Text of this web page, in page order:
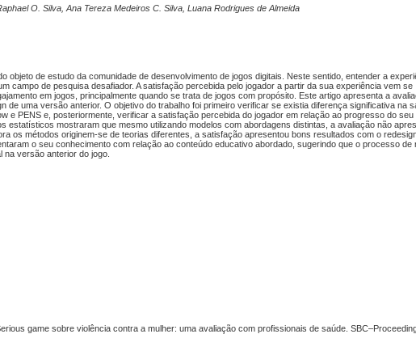
O. Silva, Ana Tereza Medeiros C. Silva, Luana Rodrigues de Almeida
objeto de estudo da comunidade de desenvolvimento de jogos digitais. Neste sentido, entender a
campo de pesquisa desafiador. A satisfação percebida pelo jogador a partir da sua experiência vem se
em jogos, principalmente quando se trata de jogos com propósito. Este artigo apresenta a
de uma versão anterior. O objetivo do trabalho foi primeiro verificar se existia diferença significativa na
e PENS e, posteriormente, verificar a satisfação percebida do jogador em relação ao progresso do seu
estatísticos mostraram que mesmo utilizando modelos com abordagens distintas, a avaliação não
os métodos originem-se de teorias diferentes, a satisfação apresentou bons resultados com o
o seu conhecimento com relação ao conteúdo educativo abordado, sugerindo que o processo de
na versão anterior do jogo.
game sobre violência contra a mulher: uma avaliação com profissionais de saúde.